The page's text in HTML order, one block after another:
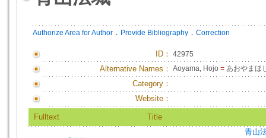
Authorize Area for Author ． Provide Bibliography ． Correction
ID ： 42975
Alternative Names： Aoyama, Hojo = あおやまほ
Category：
Website：
Fulltext Title
青山